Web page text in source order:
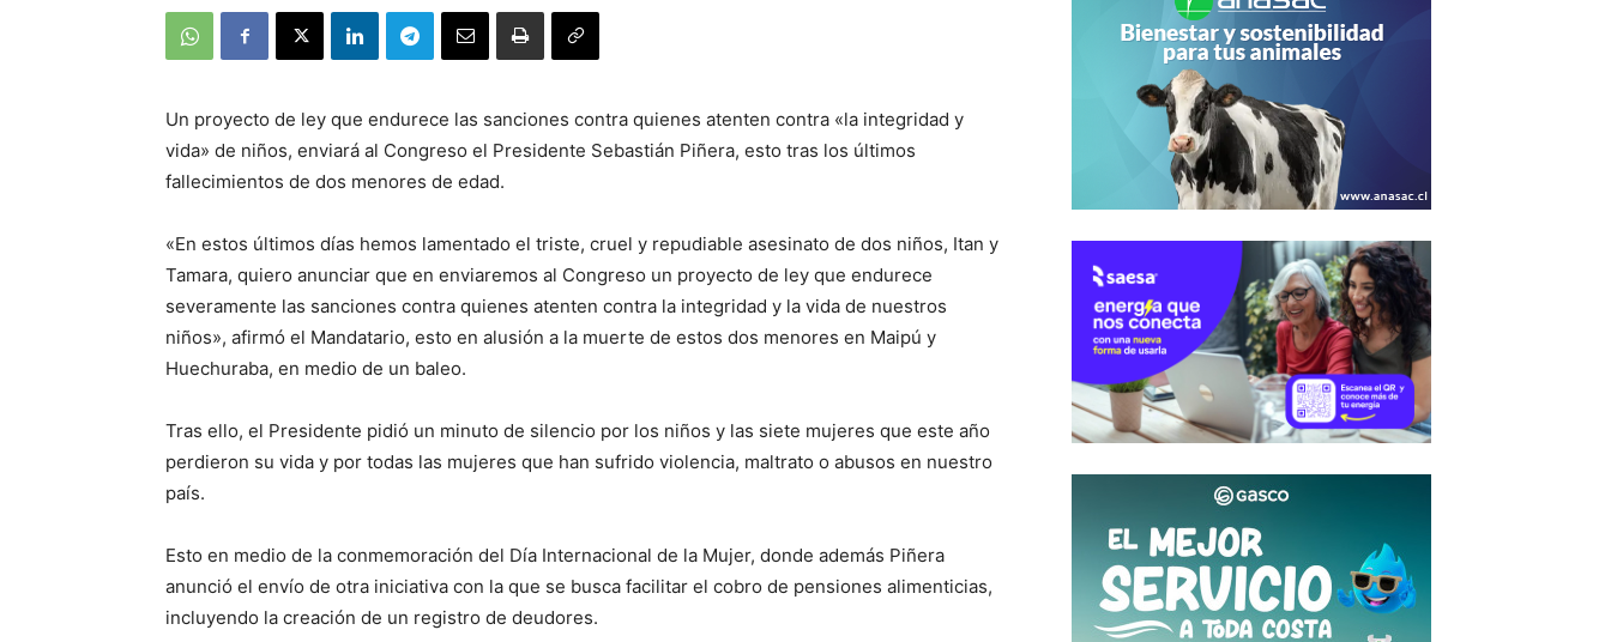
Un proyecto de ley que endurece las sanciones contra quienes atenten contra «la integridad y
vida» de niños, enviará al Congreso el Presidente Sebastián Piñera, esto tras los últimos
fallecimientos de dos menores de edad.
«En estos últimos días hemos lamentado el triste, cruel y repudiable asesinato de dos niños, Itan y
Tamara, quiero anunciar que en enviaremos al Congreso un proyecto de ley que endurece
severamente las sanciones contra quienes atenten contra la integridad y la vida de nuestros
niños», afirmó el Mandatario, esto en alusión a la muerte de estos dos menores en Maipú y
Huechuraba, en medio de un baleo.
Tras ello, el Presidente pidió un minuto de silencio por los niños y las siete mujeres que este año
perdieron su vida y por todas las mujeres que han sufrido violencia, maltrato o abusos en nuestro
país.
Esto en medio de la conmemoración del Día Internacional de la Mujer, donde además Piñera
anunció el envío de otra iniciativa con la que se busca facilitar el cobro de pensiones alimenticias,
incluyendo la creación de un registro de deudores.